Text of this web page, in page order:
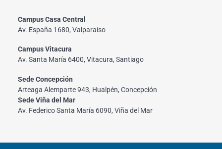
Campus Casa Central
Av. España 1680, Valparaíso
Campus Vitacura
Av. Santa María 6400, Vitacura, Santiago
Sede Concepción
Arteaga Alemparte 943, Hualpén, Concepción
Sede Viña del Mar
Av. Federico Santa María 6090, Viña del Mar